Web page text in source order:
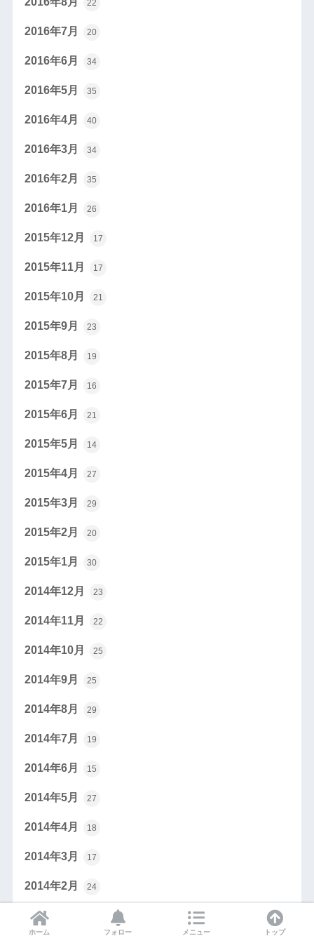
22
2016年7月 20
2016年6月 34
2016年5月 35
2016年4月 40
2016年3月 34
2016年2月 35
2016年1月 26
2015年12月 17
2015年11月 17
2015年10月 21
2015年9月 23
2015年8月 19
2015年7月 16
2015年6月 21
2015年5月 14
2015年4月 27
2015年3月 29
2015年2月 20
2015年1月 30
2014年12月 23
2014年11月 22
2014年10月 25
2014年9月 25
2014年8月 29
2014年7月 19
2014年6月 15
2014年5月 27
2014年4月 18
2014年3月 17
2014年2月 24
2014年1月
ホーム フォロー メニュー トップ